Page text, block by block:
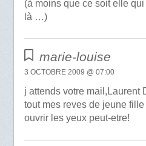
(à moins que ce soit elle
là …)
marie-louise
3 OCTOBRE 2009 @ 07:00
j attends votre mail,Laurent
tout mes reves de jeune
ouvrir les yeux peut-etre!